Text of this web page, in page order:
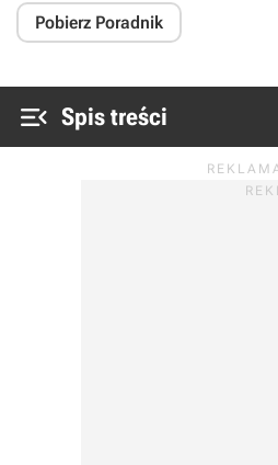
Pobierz Poradnik
 Spis treści